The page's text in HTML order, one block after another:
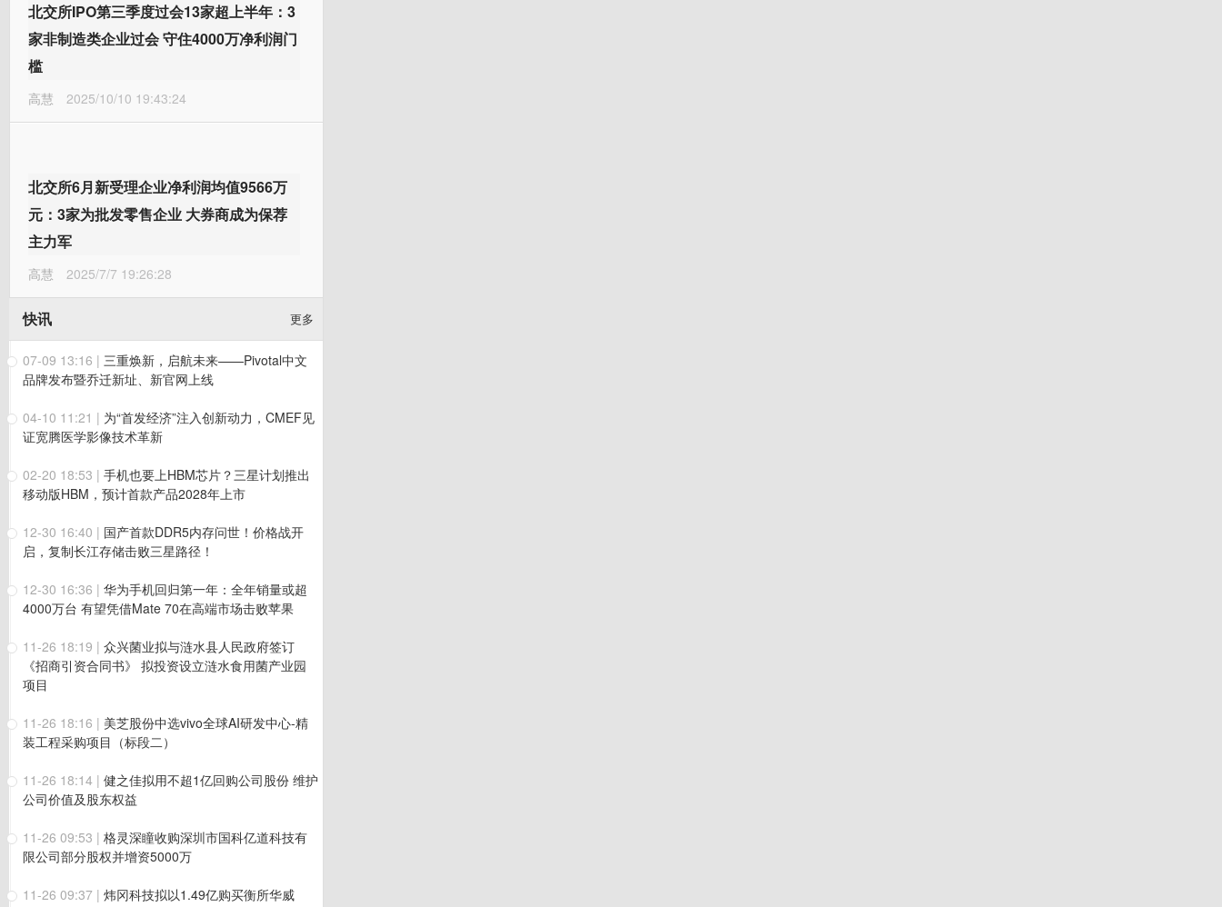
北交所IPO第三季度过会13家超上半年：3
家非制造类企业过会 守住4000万净利润门
槛
高慧 2025/10/10 19:43:24
北交所6月新受理企业净利润均值9566万
元：3家为批发零售企业 大券商成为保荐
主力军
高慧 2025/7/7 19:26:28
快讯 更多
07-09 13:16 | 三重焕新，启航未来——Pivotal中文
品牌发布暨乔迁新址、新官网上线
04-10 11:21 | 为“首发经济”注入创新动力，CMEF见
证宽腾医学影像技术革新
02-20 18:53 | 手机也要上HBM芯片？三星计划推出
移动版HBM，预计首款产品2028年上市
12-30 16:40 | 国产首款DDR5内存问世！价格战开
启，复制长江存储击败三星路径！
12-30 16:36 | 华为手机回归第一年：全年销量或超
4000万台 有望凭借Mate 70在高端市场击败苹果
11-26 18:19 | 众兴菌业拟与涟水县人民政府签订
《招商引资合同书》 拟投资设立涟水食用菌产业园
项目
11-26 18:16 | 美芝股份中选vivo全球AI研发中心-精
装工程采购项目（标段二）
11-26 18:14 | 健之佳拟用不超1亿回购公司股份 维护
公司价值及股东权益
11-26 09:53 | 格灵深瞳收购深圳市国科亿道科技有
限公司部分股权并增资5000万
11-26 09:37 | 炜冈科技拟以1.49亿购买衡所华威